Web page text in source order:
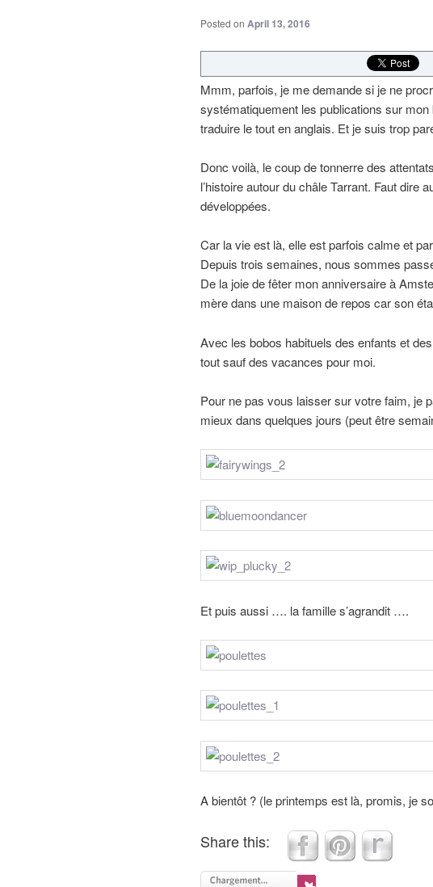
Posted on April 13, 2016
Mmm, parfois, je me demande si je ne
systématiquement les publications sur
traduire le tout en anglais. Et je suis trop
Donc voilà, le coup de tonnerre des
l’histoire autour du châle Tarrant. Faut dire
développées.
Car la vie est là, elle est parfois calme et
Depuis trois semaines, nous sommes
De la joie de fêter mon anniversaire à
mère dans une maison de repos car son
Avec les bobos habituels des enfants et
tout sauf des vacances pour moi.
Pour ne pas vous laisser sur votre faim, je
mieux dans quelques jours (peut être
Et puis aussi …. la famille s’agrandit ….
A bientôt ? (le printemps est là, promis, je
Share this: